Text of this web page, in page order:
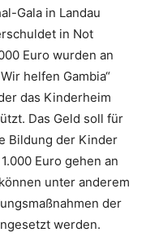
Gala in Landau
in Not
Euro wurden an
helfen Gambia“
das Kinderheim
Das Geld soll für
Bildung der Kinder
Euro gehen an
unter anderem
der
werden.